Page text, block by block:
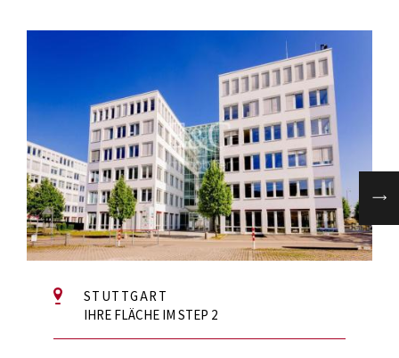
STUTTGART
IHRE FLÄCHE IM STEP 2